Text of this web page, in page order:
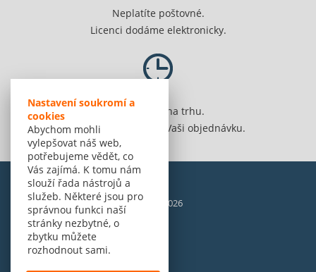
Nastavení soukromí a
cookies
Abychom mohli
vylepšovat náš web,
potřebujeme vědět, co
Vás zajímá. K tomu nám
slouží řada nástrojů a
služeb. Některé jsou pro
správnou funkci naší
stránky nezbytné, o
zbytku můžete
rozhodnout sami.
Neplatíte poštovné.
Licenci dodáme elektronicky.
Jsme 20 let na trhu.
Spolehlivě vyřídíme Vaši objednávku.
© Amenit Software Solutions, 1998 - 2026
Powered bynopCommerce